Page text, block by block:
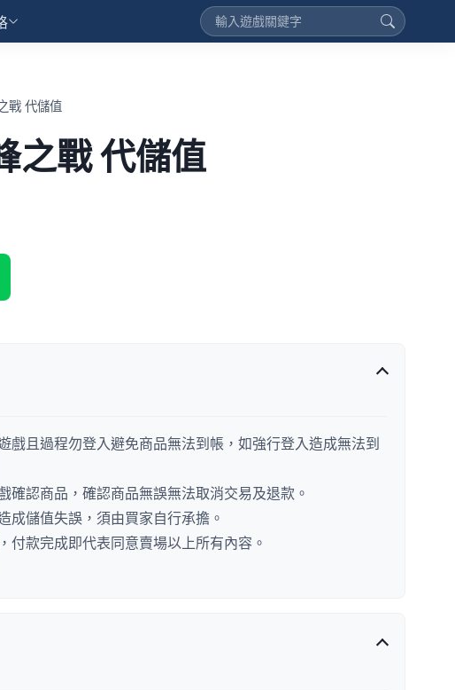
戰 代儲值
之戰 代儲值
戲且過程勿登入避免商品無法到帳，如強行登入造成無法到
確認商品，確認商品無誤無法取消交易及退款。
成儲值失誤，須由買家自行承擔。
付款完成即代表同意賣場以上所有內容。